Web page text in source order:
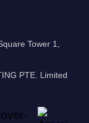
Tower 1,
PTE. Limited